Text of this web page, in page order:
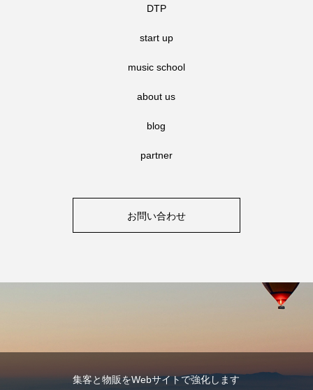
DTP
start up
music school
about us
blog
partner
お問い合わせ
集客と物販をWebサイトで強化します